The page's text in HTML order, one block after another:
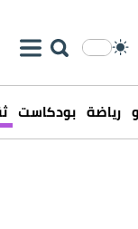
رياضة بودكاست